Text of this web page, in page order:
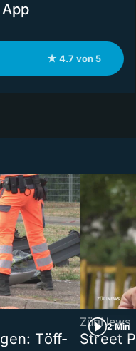
★ 4.7 von 5
Töff-
2 Min
ZüriNews
Street